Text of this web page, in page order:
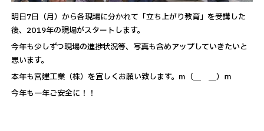
明日7日（月）から各現場に分かれて「立ち上がり教育」を受講した
後、2019年の現場がスタートします。
今年も少しずつ現場の進捗状況等、写真も含めアップしていきたいと
思います。
本年も宮建工業（株）を宜しくお願い致します。m（＿ ＿）ｍ
今年も一年ご安全に！！